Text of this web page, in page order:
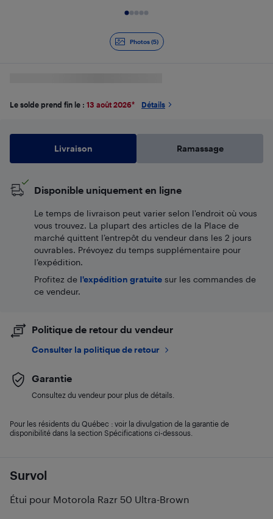
Photos (5)
Survol
Étui pour Motorola Razr 50 Ultra-Brown
Le solde prend fin le : 13 août 2026* Détails
Livraison Ramassage
Disponible uniquement en ligne
Le temps de livraison peut varier selon l'endroit où vous
vous trouvez. La plupart des articles de la Place de
marché quittent l’entrepôt du vendeur dans les 2 jours
ouvrables. Prévoyez du temps supplémentaire pour
l’expédition.
Profitez de l'expédition gratuite sur les commandes de
ce vendeur.
Politique de retour du vendeur
Consulter la politique de retour
Garantie
Consultez du vendeur pour plus de détails.
Pour les résidents du Québec : voir la divulgation de la garantie de
disponibilité dans la section Spécifications ci-dessous.